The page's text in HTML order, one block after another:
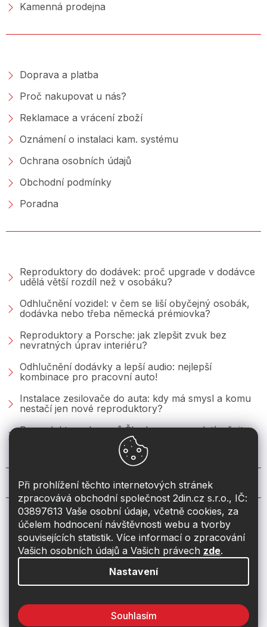
Při prohlížení těchto internetových stránek
zpracovává obchodní společnost 2din.cz s.r.o., IČ:
03897613 Vaše osobní údaje, včetně cookies, za
účelem hodnocení návštěvnosti webu a tvorby
souvisejících statistik. Více informací o zpracování
Vašich osobních údajů a Vašich právech zde.
Nastavení
Souhlasím
Kamenná prodejna
Doprava a platba
Proč nakupovat u nás?
Reklamace a vrácení zboží
Oznámení o instalaci kam. systému
Ochrana osobních údajů
Obchodní podmínky
Poradna
Reproduktory do dodávek: proč upgrade v dodávce
udělá větší rozdíl než v osobáku?
Odhlučnění vozidel: v čem se liší obyčejný osobák,
dodávka nebo třeba německá prémiovka?
Reproduktory a Porsche: jak zlepšit zvuk bez
nevratných úprav interiéru?
Odhlučnění dodávky a lepší audio: nejlepší
kombinace pro pracovní auto!
Instalace zesilovače do auta: kdy má smysl a komu
nestačí jen nové reproduktory?
Reproduktory do vozů Škoda: co se vyplatí měnit u
Fabie, Octavie a Superbu?
KONTAKT
info@2din.cz
774 19 55 33
Vytvořil Shoptet